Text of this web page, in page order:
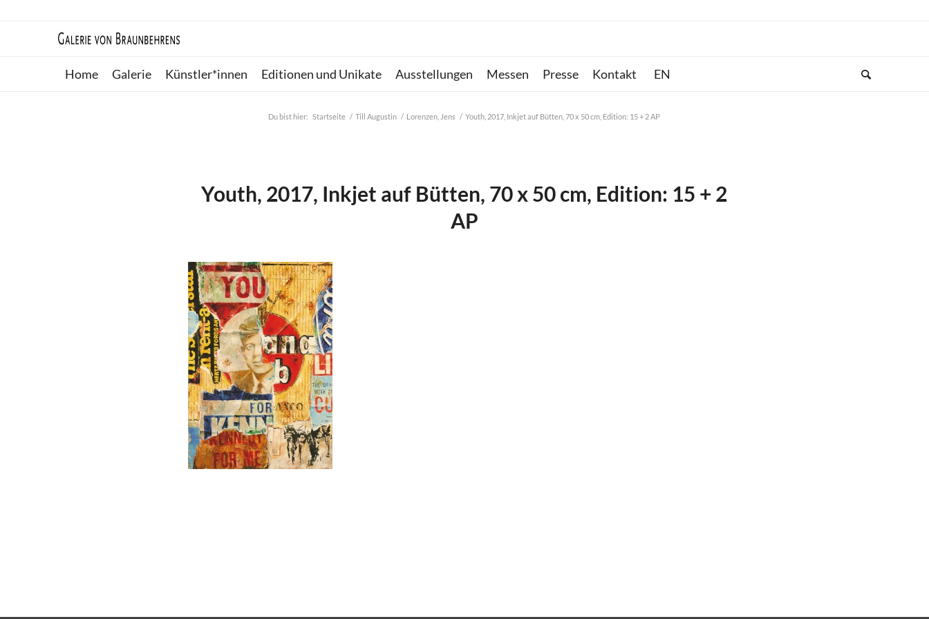
Home Galerie Künstler*innen Editionen und Unikate Ausstellungen Messen Presse Kontakt
Du bist hier: Startseite / Till Augustin / Lorenzen, Jens / Youth, 2017, Inkjet auf Bütten, 70 x 50 cm, Edition: 15 + 2 AP
Youth, 2017, Inkjet auf Bütten, 70 x 50 cm, Edition: 15 + 2
AP